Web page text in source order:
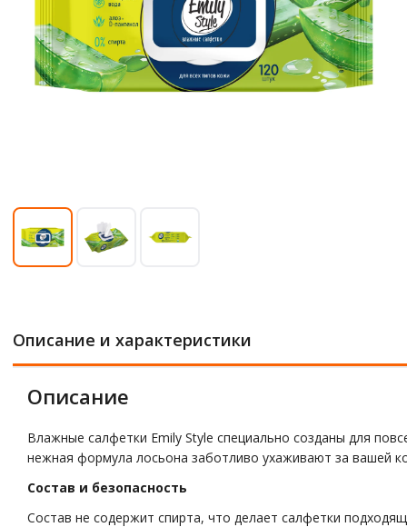
Описание и характеристики
Описание
Влажные салфетки Emily Style специально созданы для
нежная формула лосьона заботливо ухаживают за вашей
Состав и безопасность
Состав не содержит спирта, что делает салфетки